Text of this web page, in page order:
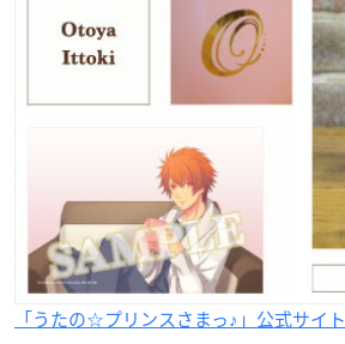
「うたの☆プリンスさまっ♪」公式サイト